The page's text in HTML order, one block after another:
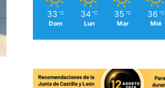
33 ℃
Dom
34 ℃
Lun
35 ℃
Mar
36 ℃
Mié